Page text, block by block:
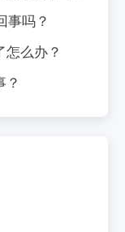
事吗？
么办？
？